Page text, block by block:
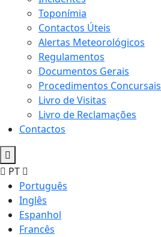
Toponímia
Contactos Úteis
Alertas Meteorológicos
Regulamentos
Documentos Gerais
Procedimentos Concursais
Livro de Visitas
Livro de Reclamações
Contactos
PT
Português
Inglês
Espanhol
Francês